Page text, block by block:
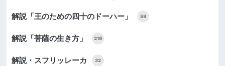
解説「王のための四十のドーハー」 59
解説「菩薩の生き方」 218
解説・スフリッレーカ 32